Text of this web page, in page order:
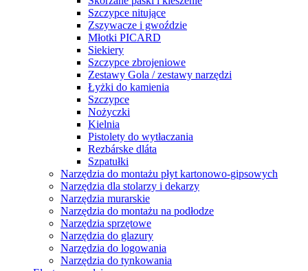
Szczypce nitujące
Zszywacze i gwoździe
Młotki PICARD
Siekiery
Szczypce zbrojeniowe
Zestawy Gola / zestawy narzędzi
Łyżki do kamienia
Szczypce
Nożyczki
Kielnia
Pistolety do wytłaczania
Rezbárske dláta
Szpatułki
Narzędzia do montażu płyt kartonowo-gipsowych
Narzędzia dla stolarzy i dekarzy
Narzędzia murarskie
Narzędzia do montażu na podłodze
Narzędzia sprzętowe
Narzędzia do glazury
Narzędzia do logowania
Narzędzia do tynkowania